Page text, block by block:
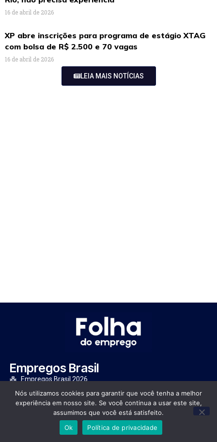
16 de abril de 2026
XP abre inscrições para programa de estágio XTAG
com bolsa de R$ 2.500 e 70 vagas
16 de abril de 2026
LEIA MAIS NOTÍCIAS
Empregos Brasil
Empregos Brasil 2026
Empregos Rio de Janeiro 2026
Empregos São Paulo 2026
Empregos Minas Gerais 2026
Empregos Bahia 2026
Empregos Paraná 2026
Nós utilizamos cookies para garantir que você tenha a melhor
experiência em nosso site. Se você continua a usar este site,
assumimos que você está satisfeito.
Ok
Política de privacidade